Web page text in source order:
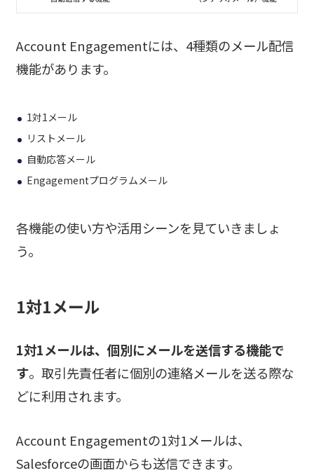
Account Engagementには、4種類のメール配信
機能があります。
1対1メール
リストメール
自動応答メール
Engagementプログラムメール
各機能の使い方や活用シーンを見ていきましょ
う。
1対1メール
1対1メールは、個別にメールを送信する機能で
す。取引先責任者に個別の連絡メールを送る際な
どに利用されます。
Account Engagementの1対1メールは、
Salesforceの画面からも送信できます。